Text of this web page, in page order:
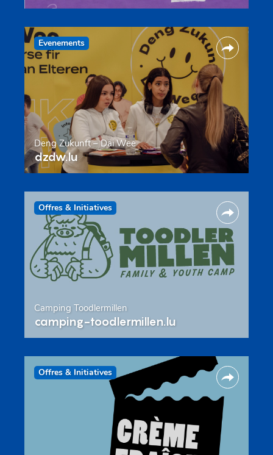
Evenements
Deng Zukunft – Däi Wee
dzdw.lu
Offres & Initiatives
Camping Toodlermillen
camping-toodlermillen.lu
Offres & Initiatives